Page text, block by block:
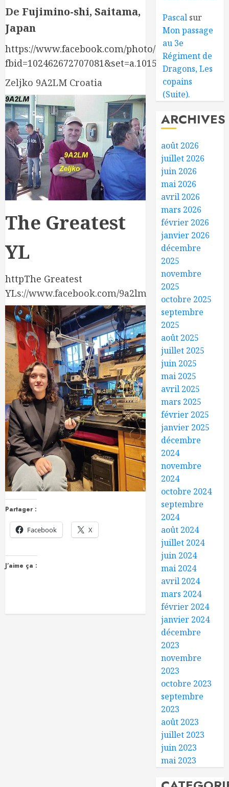
De Fujimino-shi, Saitama,
Japan
https://www.facebook.com/photo/?
fbid=102462672707081&set=a.101512102802138
Zeljko 9A2LM Croatia
The Greatest
YL
httpThe Greatest
YLs://www.facebook.com/9a2lm
Partager :
Facebook X
J’aime ça :
Pascal sur
Mon passage
au 3e
Régiment de
Dragons, Les
copains
(Suite).
ARCHIVES
août 2026
juillet 2026
juin 2026
mai 2026
avril 2026
mars 2026
février 2026
janvier 2026
décembre
2025
novembre
2025
octobre 2025
septembre
2025
août 2025
juillet 2025
juin 2025
mai 2025
avril 2025
mars 2025
février 2025
janvier 2025
décembre
2024
novembre
2024
octobre 2024
septembre
2024
août 2024
juillet 2024
juin 2024
mai 2024
avril 2024
mars 2024
février 2024
janvier 2024
décembre
2023
novembre
2023
octobre 2023
septembre
2023
août 2023
juillet 2023
juin 2023
mai 2023